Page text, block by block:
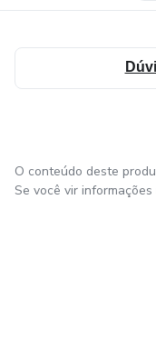
O conteúdo deste
Se você vir